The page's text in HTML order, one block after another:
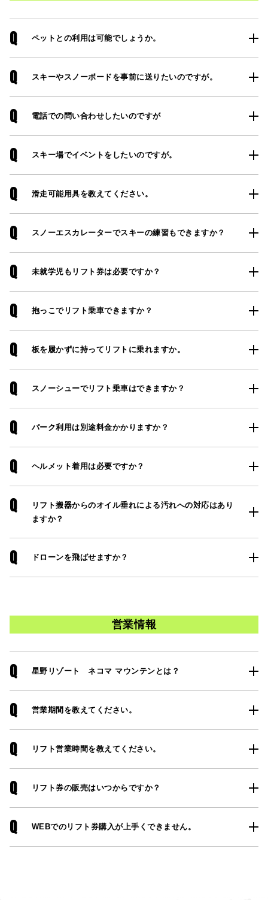
カー
パクリ。 やっぱり美味い👏 かいわれ、白髪ね
汁をかけて お茶漬け風に 頂きます。 合うんだ
にしておいて 良かったですw お腹いっぱい!
ご馳走様でした❕ 次回もたぶん 塩カツ丼‥だね
メ #ゲレ食 #グルメ
ノー
Q ペットとの利用は可能でしょうか。
Q スキーやスノーボードを事前に送りたいのですが。
Q 電話での問い合わせしたいのですが
Q スキー場でイベントをしたいのですが。
Q 滑走可能用具を教えてください。
Q スノーエスカレーターでスキーの練習もできますか？
Q 未就学児もリフト券は必要ですか？
Q 抱っこでリフト乗車できますか？
Q 板を履かずに持ってリフトに乗れますか。
Q スノーシューでリフト乗車はできますか？
Q パーク利用は別途料金かかりますか？
Q ヘルメット着用は必要ですか？
Q
リフト搬器からのオイル垂れによる汚れへの対応はあり
ますか？
Q ドローンを飛ばせますか？
営業情報
Q 星野リゾート ネコマ マウンテンとは？
Q 営業期間を教えてください。
Q リフト営業時間を教えてください。
Q リフト券の販売はいつからですか？
Q WEBでのリフト券購入が上手くできません。